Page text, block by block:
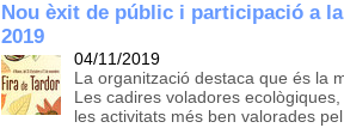
Nou èxit de públic i participació a
2019
04/11/2019
La organització destaca que és la
Les cadires voladores
les activitats més ben valorades